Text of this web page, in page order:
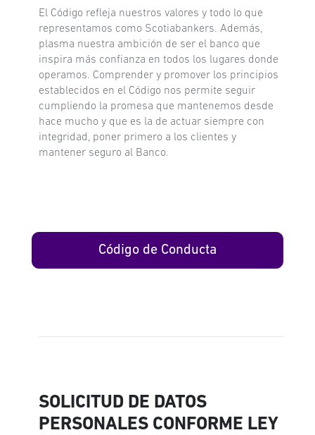
El Código refleja nuestros valores y todo lo que
representamos como Scotiabankers. Además,
plasma nuestra ambición de ser el banco que
inspira más confianza en todos los lugares donde
operamos. Comprender y promover los principios
establecidos en el Código nos permite seguir
cumpliendo la promesa que mantenemos desde
hace mucho y que es la de actuar siempre con
integridad, poner primero a los clientes y
mantener seguro al Banco.
Código de Conducta
SOLICITUD DE DATOS
PERSONALES CONFORME LEY